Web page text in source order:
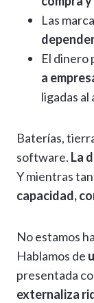
Las
El dinero
a
ligadas
Baterías,
software. La
Y mientras
capacidad,
No estamos
Hablamos de
presentada
externaliza